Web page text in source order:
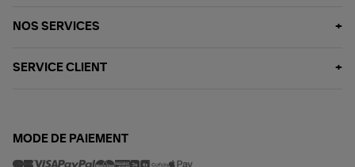
NOS SERVICES
SERVICE CLIENT
MODE DE PAIEMENT